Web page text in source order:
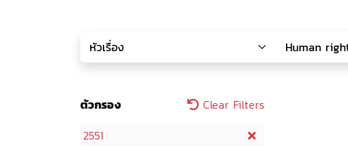
ตัวกรอง
Clear Filters
2551